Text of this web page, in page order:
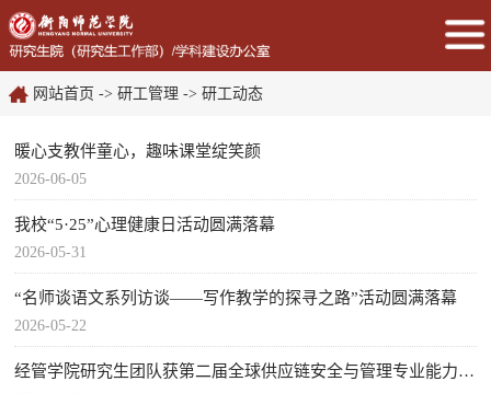
网站首页 -> 研工管理 -> 研工动态
暖心支教伴童心，趣味课堂绽笑颜
2026-06-05
我校“5·25”心理健康日活动圆满落幕
2026-05-31
“名师谈语文系列访谈——写作教学的探寻之路”活动圆满落幕
2026-05-22
经管学院研究生团队获第二届全球供应链安全与管理专业能力竞...